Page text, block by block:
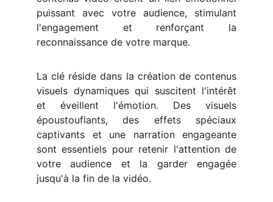
puissant avec votre audience, stimulant
l'engagement et renforçant la
reconnaissance de votre marque.
La clé réside dans la création de contenus
visuels dynamiques qui suscitent l'intérêt
et éveillent l'émotion. Des visuels
époustouflants, des effets spéciaux
captivants et une narration engageante
sont essentiels pour retenir l'attention de
votre audience et la garder engagée
jusqu'à la fin de la vidéo.